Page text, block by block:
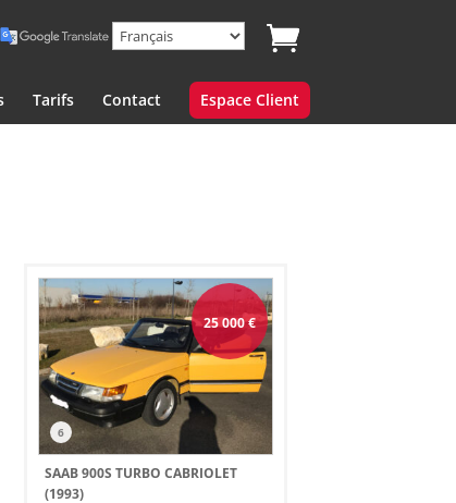
Tarifs Contact Espace Client
25 000€
6
SAAB 900S TURBO CABRIOLET
(1993)